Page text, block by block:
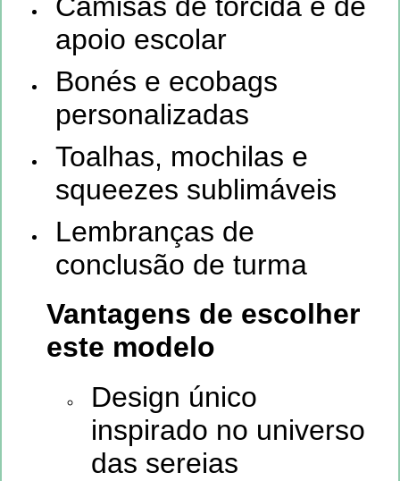
apoio escolar
Bonés e ecobags
personalizadas
Toalhas, mochilas e
squeezes sublimáveis
Lembranças de
conclusão de turma
Vantagens de escolher
este modelo
Design único
inspirado no universo
das sereias